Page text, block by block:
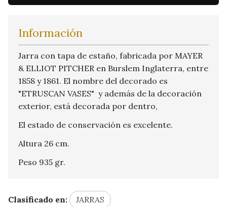
Información
Jarra con tapa de estaño, fabricada por MAYER
& ELLIOT PITCHER en Burslem Inglaterra, entre
1858 y 1861. El nombre del decorado es
"ETRUSCAN VASES" y además de la decoración
exterior, está decorada por dentro,
El estado de conservación es excelente.
Altura 26 cm.
Peso 935 gr.
Clasificado en: JARRAS